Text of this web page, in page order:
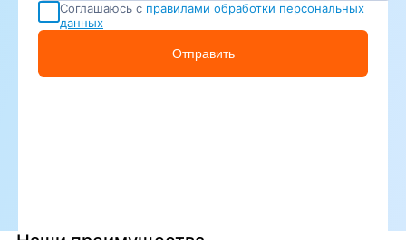
Соглашаюсь с правилами обработки персональных
данных
Отправить